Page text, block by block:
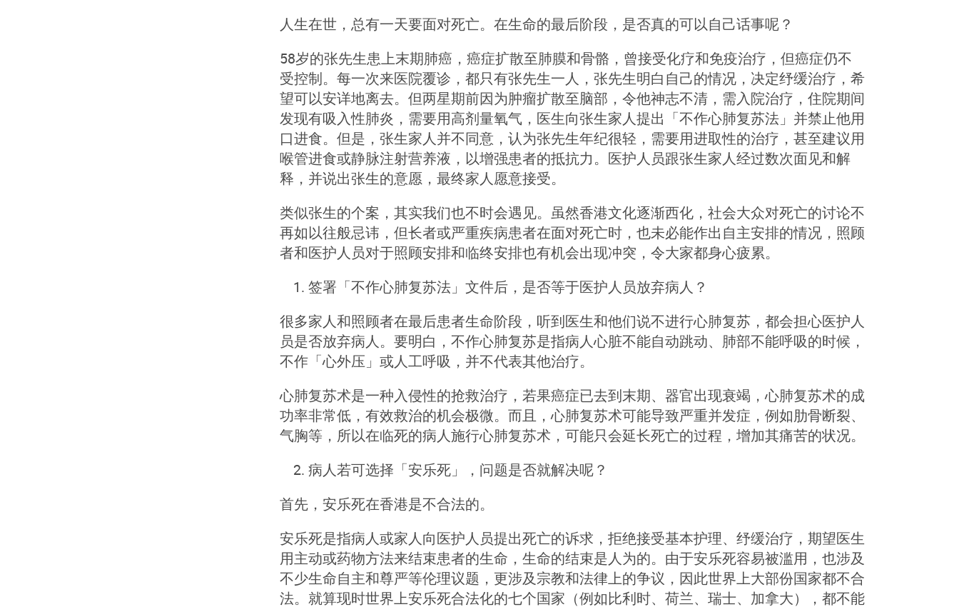
人生在世，总有一天要面对死亡。在生命的最后阶段，是否真的可以自己话事呢？
58岁的张先生患上末期肺癌，癌症扩散至肺膜和骨骼，曾接受化疗和免疫治疗，但癌症仍不
受控制。每一次来医院覆诊，都只有张先生一人，张先生明白自己的情况，决定纾缓治疗，希
望可以安详地离去。但两星期前因为肿瘤扩散至脑部，令他神志不清，需入院治疗，住院期间
发现有吸入性肺炎，需要用高剂量氧气，医生向张生家人提出「不作心肺复苏法」并禁止他用
口进食。但是，张生家人并不同意，认为张先生年纪很轻，需要用进取性的治疗，甚至建议用
喉管进食或静脉注射营养液，以增强患者的抵抗力。医护人员跟张生家人经过数次面见和解
释，并说出张生的意愿，最终家人愿意接受。
类似张生的个案，其实我们也不时会遇见。虽然香港文化逐渐西化，社会大众对死亡的讨论不
再如以往般忌讳，但长者或严重疾病患者在面对死亡时，也未必能作出自主安排的情况，照顾
者和医护人员对于照顾安排和临终安排也有机会出现冲突，令大家都身心疲累。
签署「不作心肺复苏法」文件后，是否等于医护人员放弃病人？
很多家人和照顾者在最后患者生命阶段，听到医生和他们说不进行心肺复苏，都会担心医护人
员是否放弃病人。要明白，不作心肺复苏是指病人心脏不能自动跳动、肺部不能呼吸的时候，
不作「心外压」或人工呼吸，并不代表其他治疗。
心肺复苏术是一种入侵性的抢救治疗，若果癌症已去到末期、器官出现衰竭，心肺复苏术的成
功率非常低，有效救治的机会极微。而且，心肺复苏术可能导致严重并发症，例如肋骨断裂、
气胸等，所以在临死的病人施行心肺复苏术，可能只会延长死亡的过程，增加其痛苦的状况。
病人若可选择「安乐死」，问题是否就解决呢？
首先，安乐死在香港是不合法的。
安乐死是指病人或家人向医护人员提出死亡的诉求，拒绝接受基本护理、纾缓治疗，期望医生
用主动或药物方法来结束患者的生命，生命的结束是人为的。由于安乐死容易被滥用，也涉及
不少生命自主和尊严等伦理议题，更涉及宗教和法律上的争议，因此世界上大部份国家都不合
法。就算现时世界上安乐死合法化的七个国家（例如比利时、荷兰、瑞士、加拿大），都不能